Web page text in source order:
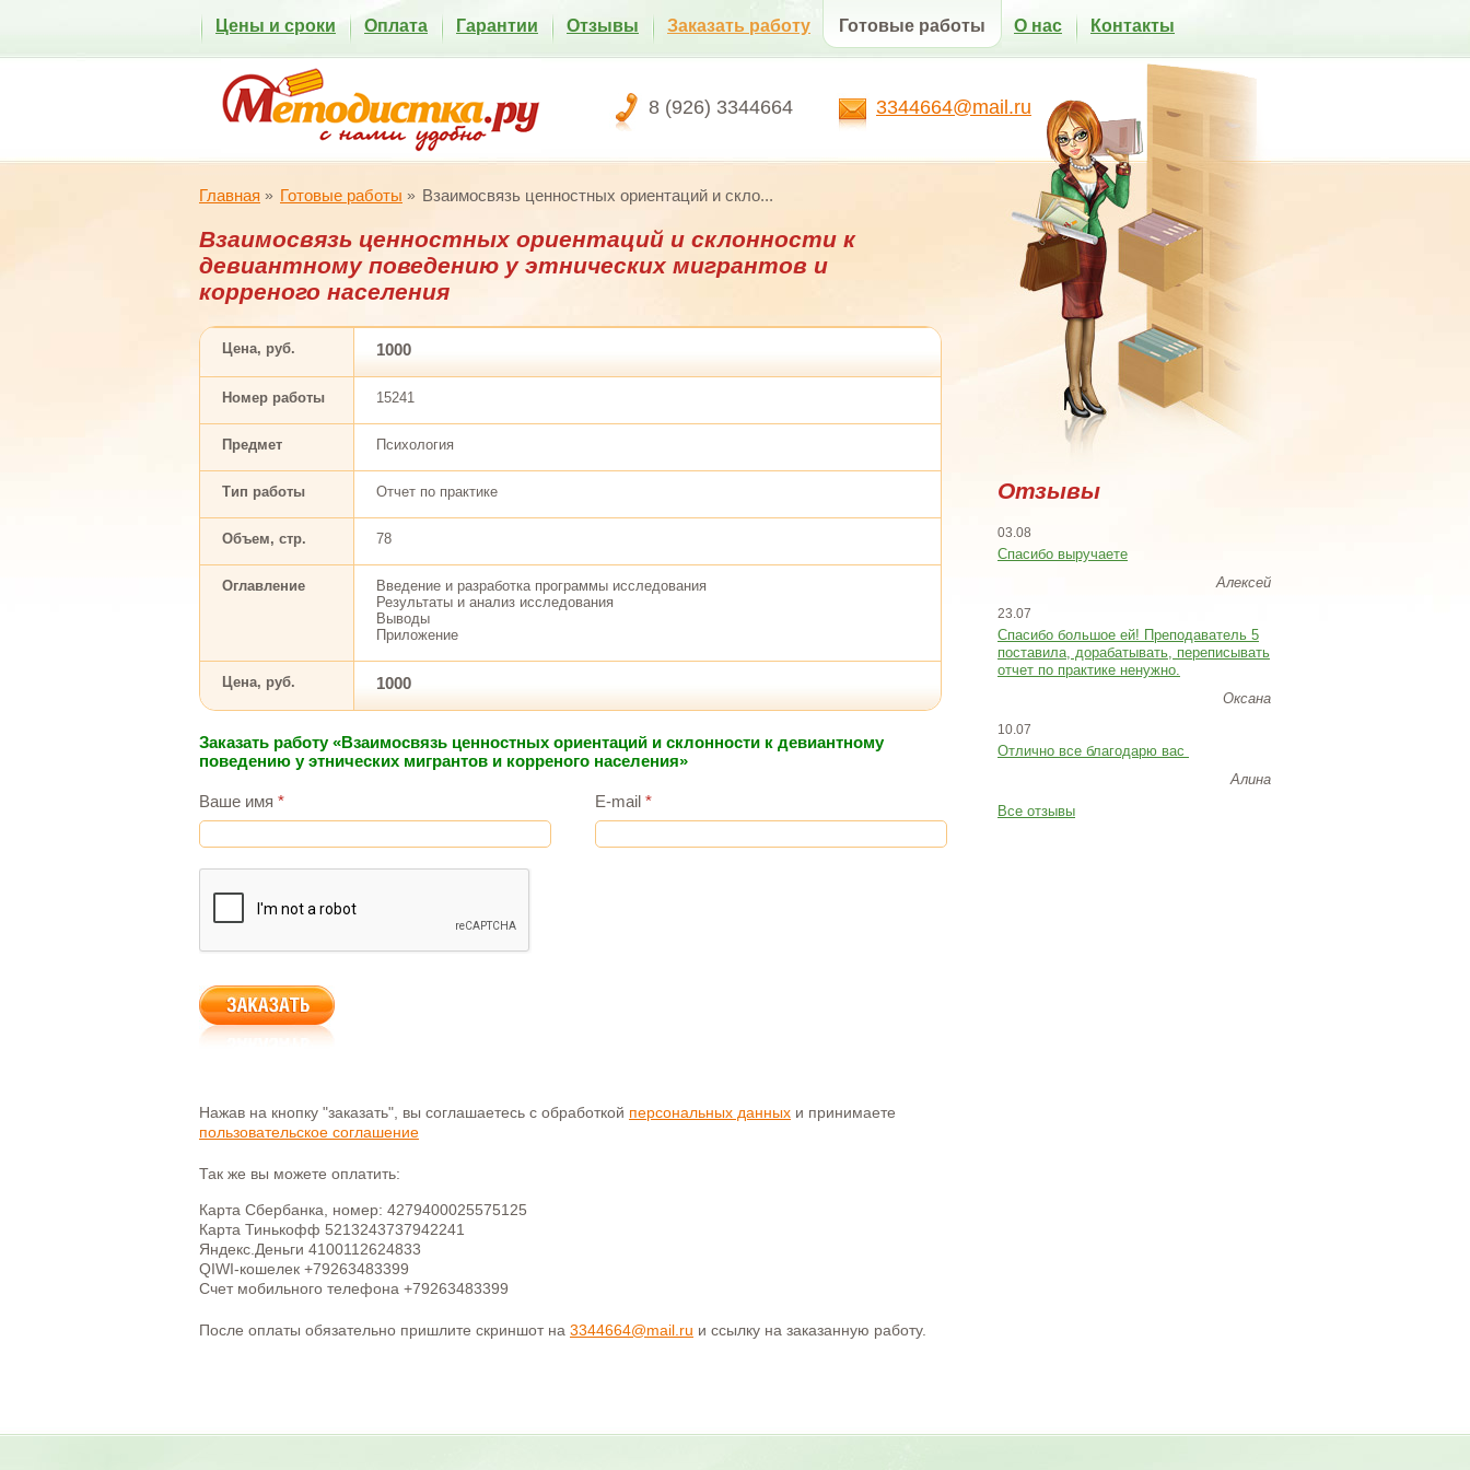
8 (926) 3344664 3344664@mail.ru
Цены и сроки Оплата Гарантии Отзывы Заказать работу Готовые работы О нас Контакты
Главная Готовые работы Взаимосвязь ценностных ориентаций и скло...
Взаимосвязь ценностных ориентаций и склонности к
девиантному поведению у этнических мигрантов и
корреного населения
Цена, руб. 1000
Номер работы 15241
Предмет Психология
Тип работы Отчет по практике
Объем, стр. 78
Оглавление
Введение и разработка программы исследования
Результаты и анализ исследования
Выводы
Приложение
Цена, руб. 1000
Заказать работу «Взаимосвязь ценностных ориентаций и склонности к девиантному
поведению у этнических мигрантов и корреного населения»
Ваше имя * E-mail *
Нажав на кнопку "заказать", вы соглашаетесь с обработкой персональных данных и принимаете
пользовательское соглашение
Так же вы можете оплатить:
Карта Сбербанка, номер: 4279400025575125
Карта Тинькофф 5213243737942241
Яндекс.Деньги 4100112624833
QIWI-кошелек +79263483399
Счет мобильного телефона +79263483399
После оплаты обязательно пришлите скриншот на 3344664@mail.ru и ссылку на заказанную работу.
Отзывы
03.08
Спасибо выручаете
Алексей
23.07
Cпасибо большое ей! Преподаватель 5
поставила, дорабатывать, переписывать
отчет по практике ненужно.
Оксана
10.07
Отлично все благодарю вас
Алина
Все отзывы